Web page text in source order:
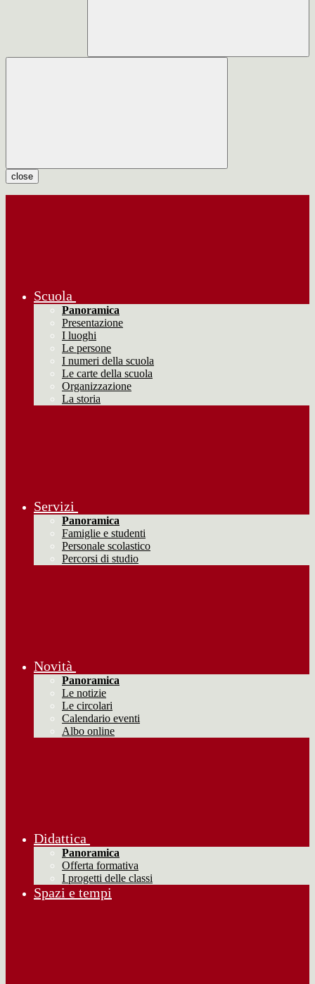
close
Scuola
Panoramica
Presentazione
I luoghi
Le persone
I numeri della scuola
Le carte della scuola
Organizzazione
La storia
Servizi
Panoramica
Famiglie e studenti
Personale scolastico
Percorsi di studio
Novità
Panoramica
Le notizie
Le circolari
Calendario eventi
Albo online
Didattica
Panoramica
Offerta formativa
I progetti delle classi
Spazi e tempi